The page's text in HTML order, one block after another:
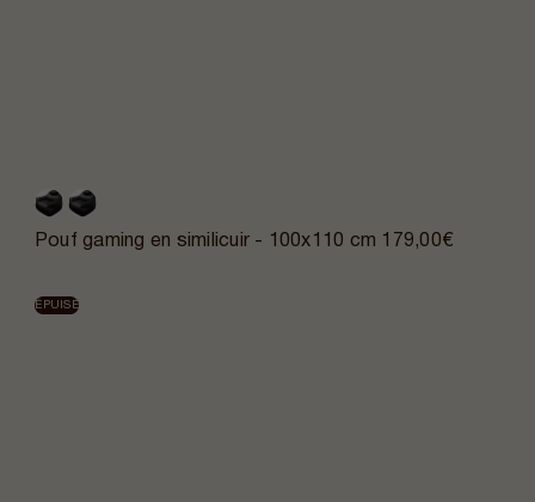
Pouf gaming en similicuir - 100x110 cm 179,00€
ÉPUISÉ